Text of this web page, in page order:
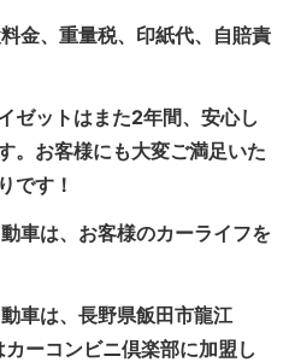
金、重量税、印紙代、自賠責
ゼットはまた2年間、安心し
。お客様にも大変ご満足いた
です！
車は、お客様のカーライフを
車は、長野県飯田市龍江
ーコンビニ倶楽部に加盟し